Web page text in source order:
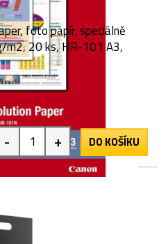
foto papír, speciálně
m2, 20 ks, HR-101 A3,
- + DO KOŠÍKU